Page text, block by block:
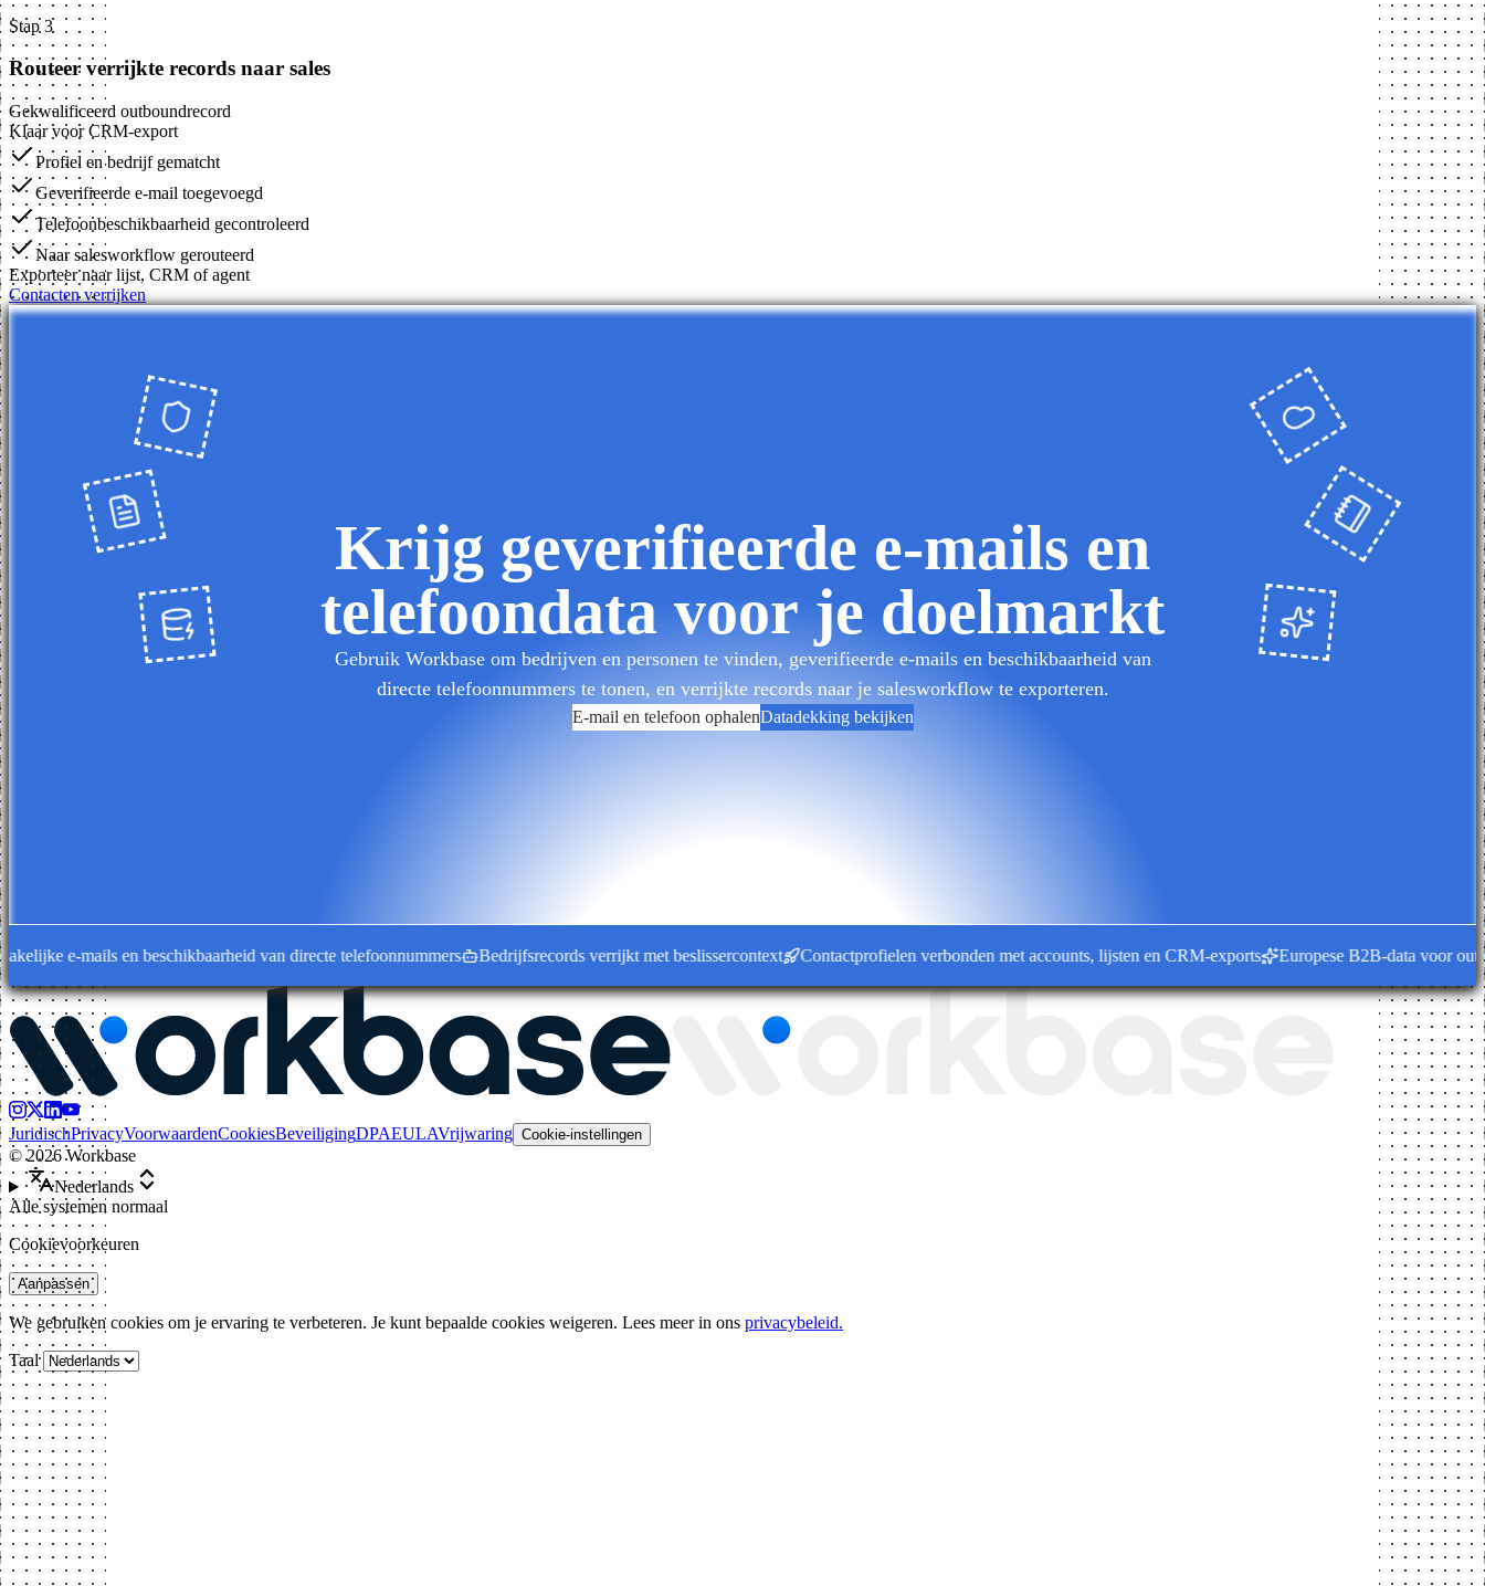
Stap 3
Routeer verrijkte records naar sales
Gekwalificeerd outboundrecord
Klaar voor CRM-export
Profiel en bedrijf gematcht
Geverifieerde e-mail toegevoegd
Telefoonbeschikbaarheid gecontroleerd
Naar salesworkflow gerouteerd
Exporteer naar lijst, CRM of agent
Contacten verrijken
Krijg geverifieerde e-mails en
telefoondata voor je doelmarkt
Gebruik Workbase om bedrijven en personen te vinden, geverifieerde e-mails en beschikbaarheid van
directe telefoonnummers te tonen, en verrijkte records naar je salesworkflow te exporteren.
E-mail en telefoon ophalenDatadekking bekijken
e-mails en beschikbaarheid van directe telefoonnummers Bedrijfsrecords verrijkt met beslissercontext Contactprofielen verbonden met accounts, lijsten en CRM-exports Europese B2B-data voor
JuridischPrivacyVoorwaardenCookiesBeveiligingDPAEULAVrijwaring Cookie-instellingen
©2026 Workbase
Nederlands
Alle systemen normaal
Cookievoorkeuren
Aanpassen
We gebruiken cookies om je ervaring te verbeteren. Je kunt bepaalde cookies weigeren. Lees meer in ons privacybeleid.
Taal